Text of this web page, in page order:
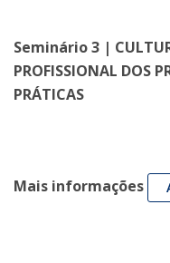
Seminário 3 |
PROFISSIONAL DOS
PRÁTICAS
Mais informações